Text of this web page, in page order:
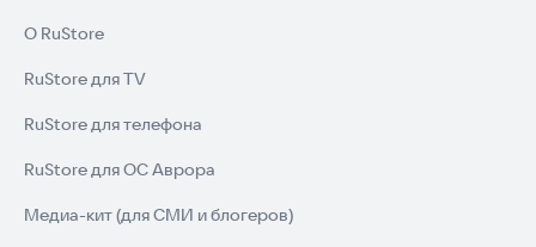
О RuStore
RuStore для TV
RuStore для телефона
RuStore для ОС Аврора
Медиа-кит (для СМИ и блогеров)